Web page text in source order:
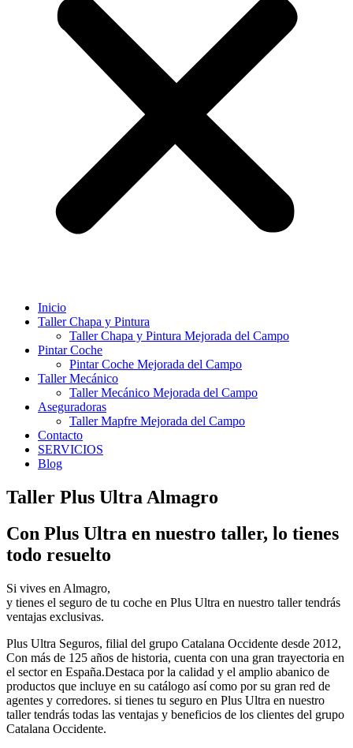
Inicio
Taller Chapa y Pintura
Taller Chapa y Pintura Mejorada del Campo
Pintar Coche
Pintar Coche Mejorada del Campo
Taller Mecánico
Taller Mecánico Mejorada del Campo
Aseguradoras
Taller Mapfre Mejorada del Campo
Contacto
SERVICIOS
Blog
Taller Plus Ultra Almagro
Con Plus Ultra en nuestro taller, lo tienes
todo resuelto
Si vives en Almagro,
y tienes el seguro de tu coche en Plus Ultra en nuestro taller tendrás
ventajas exclusivas.
Plus Ultra Seguros, filial del grupo Catalana Occidente desde 2012,
Con más de 125 años de historia, cuenta con una gran trayectoria en
el sector en España.Destaca por la calidad y el amplio abanico de
productos que incluye en su catálogo así como por su gran red de
agentes y corredores. si tienes tu seguro en Plus Ultra en nuestro
taller tendrás todas las ventajas y beneficios de los clientes del grupo
Catalana Occidente.